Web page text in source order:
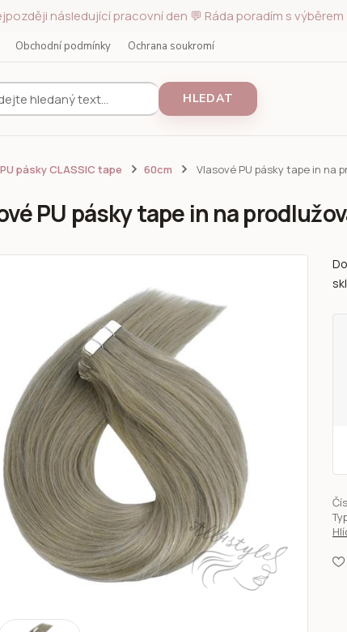
následující pracovní den 💬 Ráda poradím s výběrem
Obchodní podmínky Ochrana soukromí
HLEDAT
PU pásky CLASSIC tape 60cm Vlasové PU pásky tape in na
PU pásky tape in na